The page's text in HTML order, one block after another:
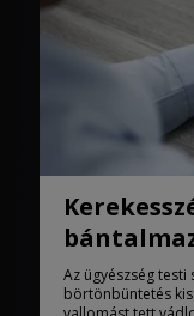
a férfi
Az ügyészség
börtönbüntetés